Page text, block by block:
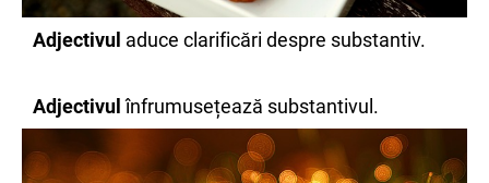
Adjectivul aduce clarificări despre substantiv.
Adjectivulînfrumusețează substantivul.